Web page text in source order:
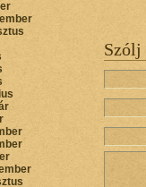
Szólj